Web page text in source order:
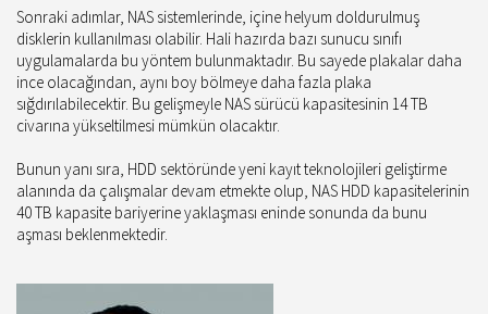
Sonraki adımlar, NAS sistemlerinde, içine helyum doldurulmuş
disklerin kullanılması olabilir. Hali hazırda bazı sunucu sınıfı
uygulamalarda bu yöntem bulunmaktadır. Bu sayede plakalar daha
ince olacağından, aynı boy bölmeye daha fazla plaka
sığdırılabilecektir. Bu gelişmeyle NAS sürücü kapasitesinin 14 TB
civarına yükseltilmesi mümkün olacaktır.
Bunun yanı sıra, HDD sektöründe yeni kayıt teknolojileri geliştirme
alanında da çalışmalar devam etmekte olup, NAS HDD kapasitelerinin
40 TB kapasite bariyerine yaklaşması eninde sonunda da bunu
aşması beklenmektedir.